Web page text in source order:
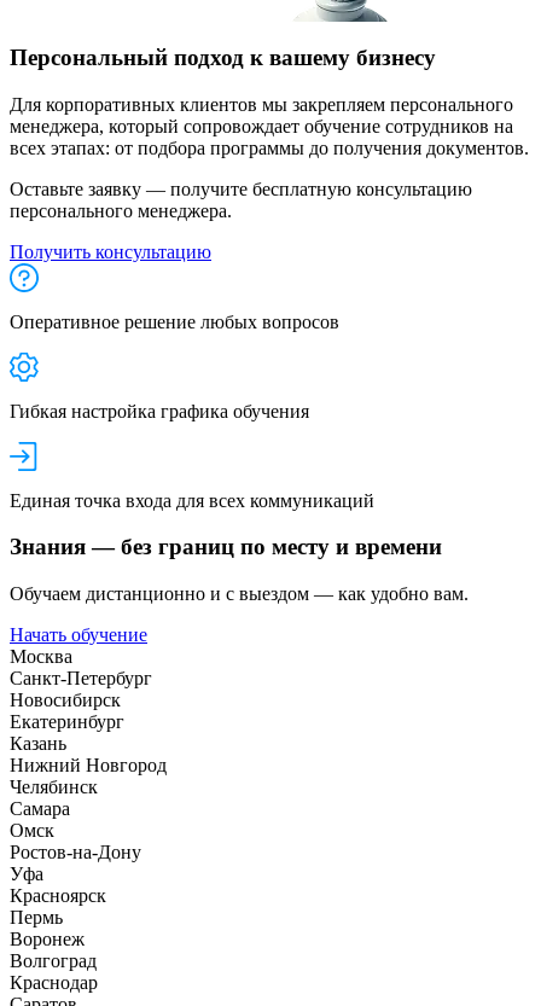
Персональный подход к вашему бизнесу
Для корпоративных клиентов мы закрепляем персонального
менеджера, который сопровождает обучение сотрудников на
всех этапах: от подбора программы до получения документов.
Оставьте заявку — получите бесплатную консультацию
персонального менеджера.
Получить консультацию
Оперативное решение любых вопросов
Гибкая настройка графика обучения
Единая точка входа для всех коммуникаций
Знания — без границ по месту и времени
Обучаем дистанционно и с выездом — как удобно вам.
Начать обучение
Москва
Санкт-Петербург
Новосибирск
Екатеринбург
Казань
Нижний Новгород
Челябинск
Самара
Омск
Ростов-на-Дону
Уфа
Красноярск
Пермь
Воронеж
Волгоград
Краснодар